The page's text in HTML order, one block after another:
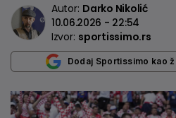
Autor: Darko Nikolić
10.06.2026 - 22:54
Izvor: sportissimo.rs
Dodaj Sportissimo kao